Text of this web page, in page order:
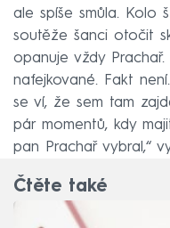
ale spíše smůla. Kolo
soutěže šanci otočit
opanuje vždy
nafejkované. Fakt
se ví, že sem tam
pár momentů, kdy
pan Prachař vybral,“
Čtěte také